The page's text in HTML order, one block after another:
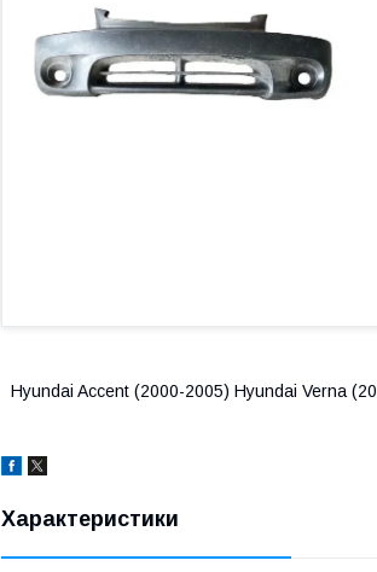
Hyundai Accent (2000-2005) Hyundai Verna
Характеристики